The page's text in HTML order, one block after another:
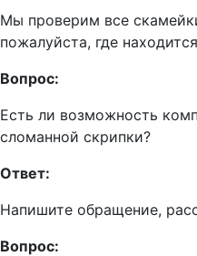
Мы проверим все
пожалуйста, где
Вопрос:
Есть ли возможность
сломанной скрипки?
Ответ:
Напишите обращение,
Вопрос: